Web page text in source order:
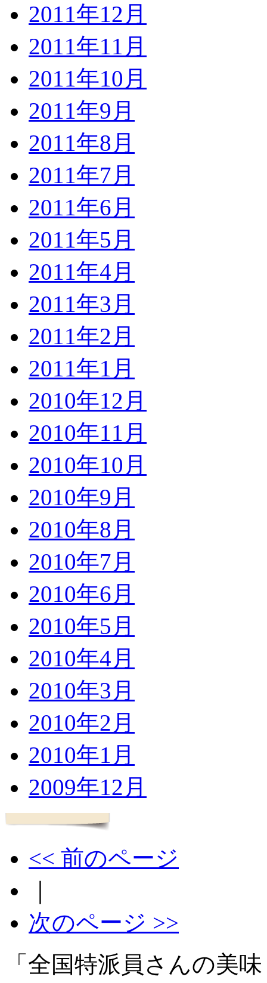
2011年12月
2011年11月
2011年10月
2011年9月
2011年8月
2011年7月
2011年6月
2011年5月
2011年4月
2011年3月
2011年2月
2011年1月
2010年12月
2010年11月
2010年10月
2010年9月
2010年8月
2010年7月
2010年6月
2010年5月
2010年4月
2010年3月
2010年2月
2010年1月
2009年12月
<< 前のページ
次のページ >>
「全国特派員さんの美